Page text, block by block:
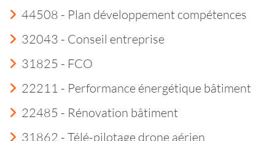
44508 - Plan développement compétences
32043 - Conseil entreprise
31825 - FCO
22211 - Performance énergétique bâtiment
22485 - Rénovation bâtiment
31862 - Télé-pilotage drone aérien